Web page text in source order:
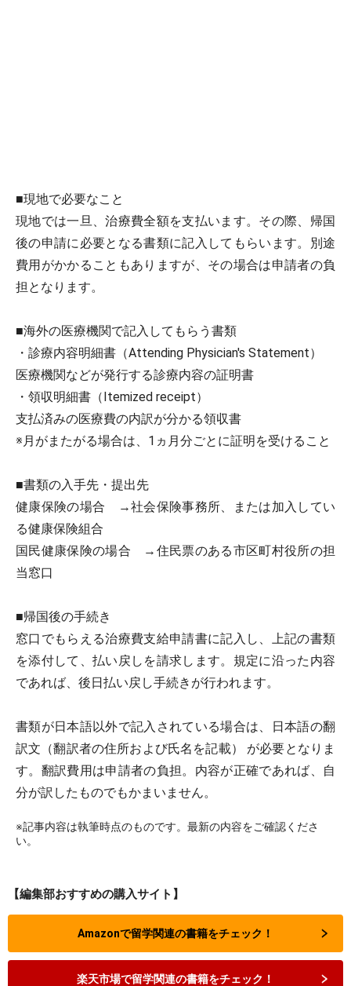
■現地で必要なこと
現地では一旦、治療費全額を支払います。その際、帰国
後の申請に必要となる書類に記入してもらいます。別途
費用がかかることもありますが、その場合は申請者の負
担となります。
■海外の医療機関で記入してもらう書類
・診療内容明細書（Attending Physician's Statement）
医療機関などが発行する診療内容の証明書
・領収明細書（Itemized receipt）
支払済みの医療費の内訳が分かる領収書
※月がまたがる場合は、1ヵ月分ごとに証明を受けること
■書類の入手先・提出先
健康保険の場合 →社会保険事務所、または加入してい
る健康保険組合
国民健康保険の場合 →住民票のある市区町村役所の担
当窓口
■帰国後の手続き
窓口でもらえる治療費支給申請書に記入し、上記の書類
を添付して、払い戻しを請求します。規定に沿った内容
であれば、後日払い戻し手続きが行われます。
書類が日本語以外で記入されている場合は、日本語の翻
訳文（翻訳者の住所および氏名を記載） が必要となりま
す。翻訳費用は申請者の負担。内容が正確であれば、自
分が訳したものでもかまいません。
※記事内容は執筆時点のものです。最新の内容をご確認くださ
い。
【編集部おすすめの購入サイト】
Amazonで留学関連の書籍をチェック！
楽天市場で留学関連の書籍をチェック！